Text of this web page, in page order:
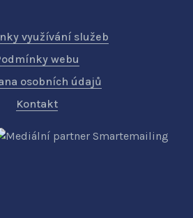
využívání služeb
webu
osobních údajů
Kontakt